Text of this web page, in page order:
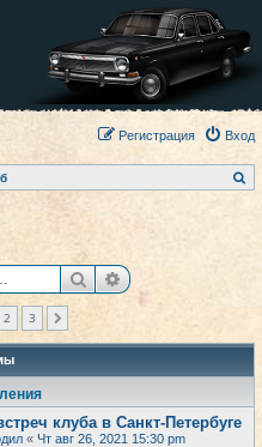
Вход
Регистрация
о
ПоискРасширенный
2 3
клуба в Санкт-Петербуге
« Чт авг 26, 2021 15:30 pm